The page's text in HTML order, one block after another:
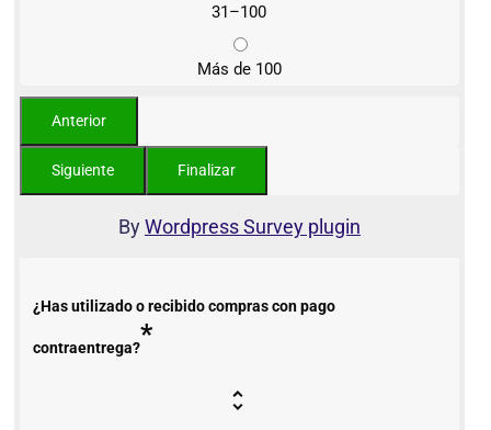
31–100
Más de 100
ByWordpress Survey plugin
¿Has utilizado o recibido compras con pago
contraentrega?*